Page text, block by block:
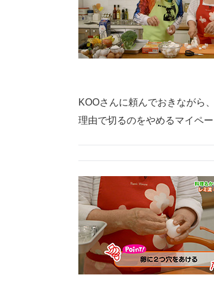
KOOさんに頼んでおきながら
理由で切るのをやめるマイペー